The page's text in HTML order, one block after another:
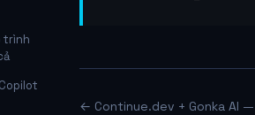
trình
← Continue.dev + Gonka AI